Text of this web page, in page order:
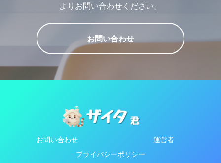
よりお問い合わせください。
お問い合わせ
お問い合わせ
運営者
プライバシーポリシー